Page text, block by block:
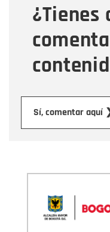
¿Tienes
Sí, comentar aquí
Mensaje